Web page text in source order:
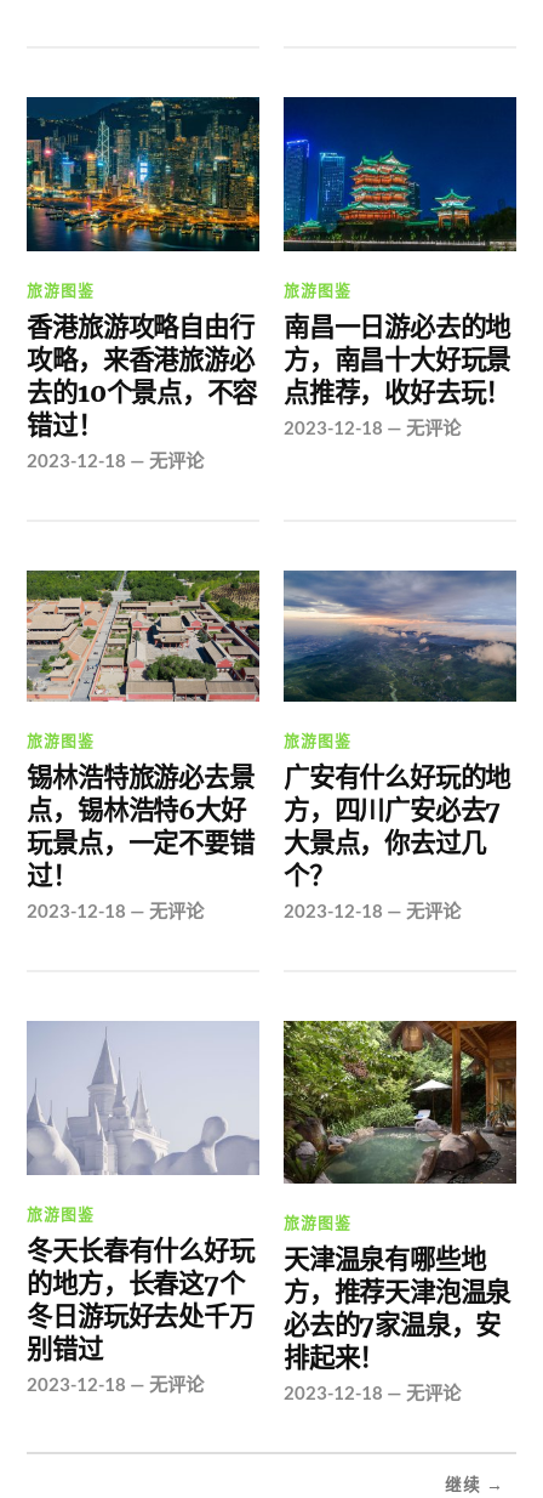
旅游图鉴
香港旅游攻略自由行
攻略，来香港旅游必
去的10个景点，不容
错过！
2023-12-18 —无评论
旅游图鉴
南昌一日游必去的地
方，南昌十大好玩景
点推荐，收好去玩！
2023-12-18 —无评论
旅游图鉴
锡林浩特旅游必去景
点，锡林浩特6大好
玩景点，一定不要错
过！
2023-12-18 —无评论
旅游图鉴
广安有什么好玩的地
方，四川广安必去7
大景点，你去过几
个？
2023-12-18 —无评论
旅游图鉴
冬天长春有什么好玩
的地方，长春这7个
冬日游玩好去处千万
别错过
2023-12-18 —无评论
旅游图鉴
天津温泉有哪些地
方，推荐天津泡温泉
必去的7家温泉，安
排起来！
2023-12-18 —无评论
继续 →